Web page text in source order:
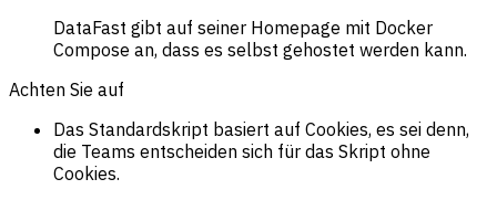
DataFast gibt auf seiner Homepage mit Docker
Compose an, dass es selbst gehostet werden kann.
Achten Sie auf
Das Standardskript basiert auf Cookies, es sei denn,
die Teams entscheiden sich für das Skript ohne
Cookies.